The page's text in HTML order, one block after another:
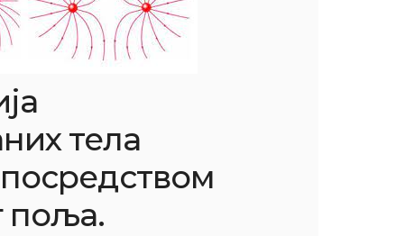
тела
посредством
поља.